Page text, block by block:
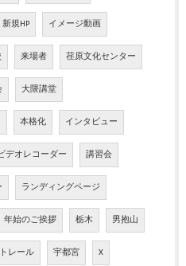
新規HP イメージ動画
来場者 荏原文化センター
大隈講堂
本格化 インタビュー
デオレコーダー 講習会
ランディングページ
年始のご挨拶 栃木 男抱山
レール 宇都宮 X